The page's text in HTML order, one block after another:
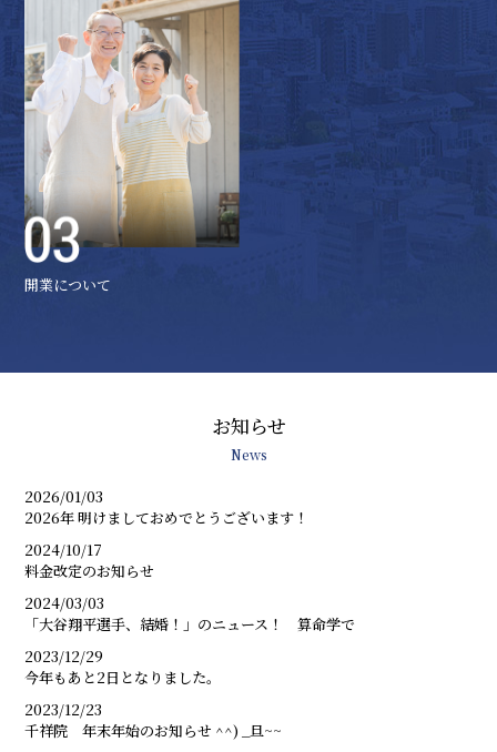
開業について
お知らせ
News
2026/01/03
2026年 明けましておめでとうございます！
2024/10/17
料金改定のお知らせ
2024/03/03
「大谷翔平選手、結婚！」のニュース！ 算命学で
2023/12/29
今年もあと2日となりました。
2023/12/23
千祥院 年末年始のお知らせ ^^) _旦~~